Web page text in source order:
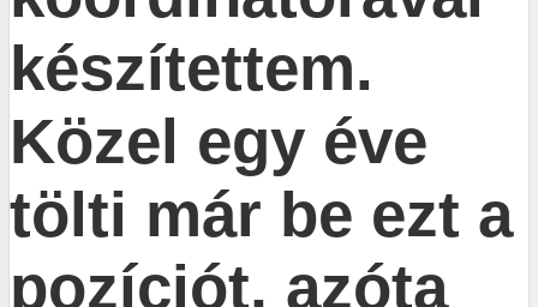
készítettem.
Közel egy éve
tölti már be ezt a
pozíciót, azóta